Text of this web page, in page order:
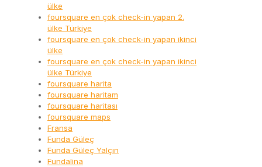
ülke
foursquare en çok check-in yapan 2.
ülke Türkiye
foursquare en çok check-in yapan ikinci
ülke
foursquare en çok check-in yapan ikinci
ülke Türkiye
foursquare harita
foursquare haritam
foursquare haritası
foursquare maps
Fransa
Funda Güleç
Funda Güleç Yalçın
Fundalina